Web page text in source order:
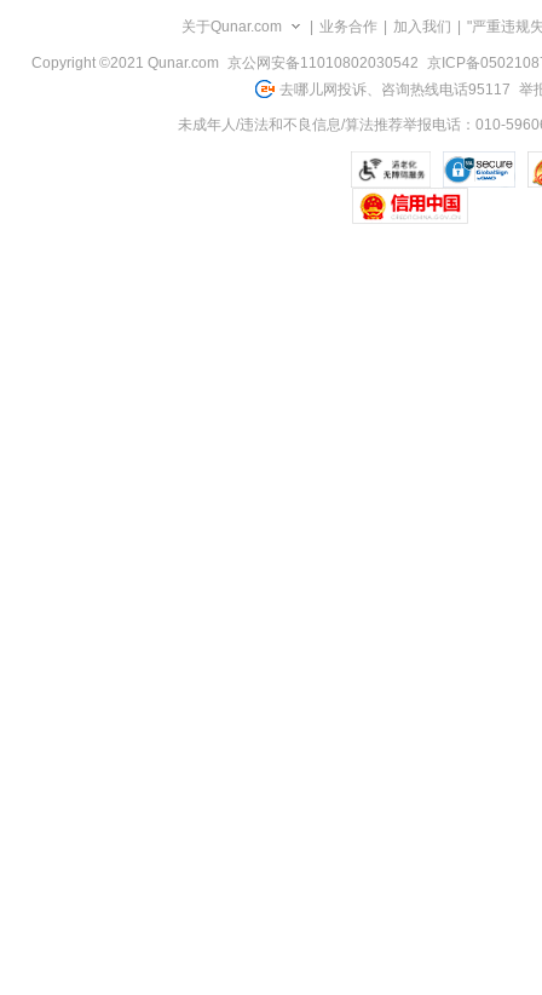
关于Qunar.com 业务合作 加入我们 "严重违规
Copyright ©2021 Qunar.com 京公网安备11010802030542 京ICP备
去哪儿网投诉、咨询热线电话95117 举
未成年人/违法和不良信息/算法推荐举报电话：010-